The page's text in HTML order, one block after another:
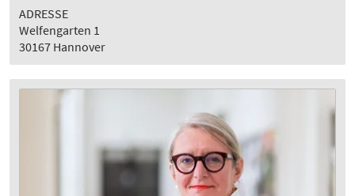
ADRESSE
Welfengarten 1
30167 Hannover